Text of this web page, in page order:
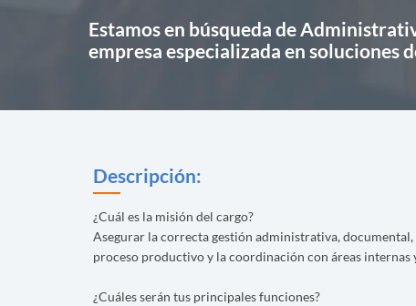
Estamos en búsqueda de
empresa especializada en soluciones
Descripción:
¿Cuál es la misión del cargo?
Asegurar la correcta gestión administrativa,
proceso productivo y la coordinación con áreas internas
¿Cuáles serán tus principales funciones?